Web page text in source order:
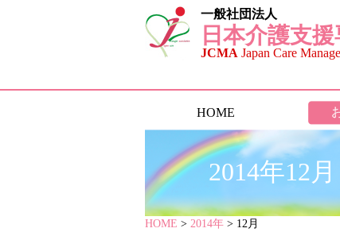
一般社団法人
日本介護支
JCMA Japan Care
HOME
2014年12
HOME > 2014年 > 12月